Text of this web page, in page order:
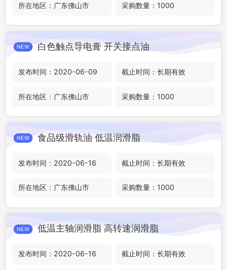
所在地区：广东佛山市 采购数量：1000
NEW 白色触点导电膏 开关接点油
发布时间：2020-06-09 截止时间：长期有效
所在地区：广东佛山市 采购数量：1000
NEW 食品级滑轨油 低温润滑脂
发布时间：2020-06-16 截止时间：长期有效
所在地区：广东佛山市 采购数量：1000
NEW 低温主轴润滑脂 高转速润滑脂
发布时间：2020-06-16 截止时间：长期有效